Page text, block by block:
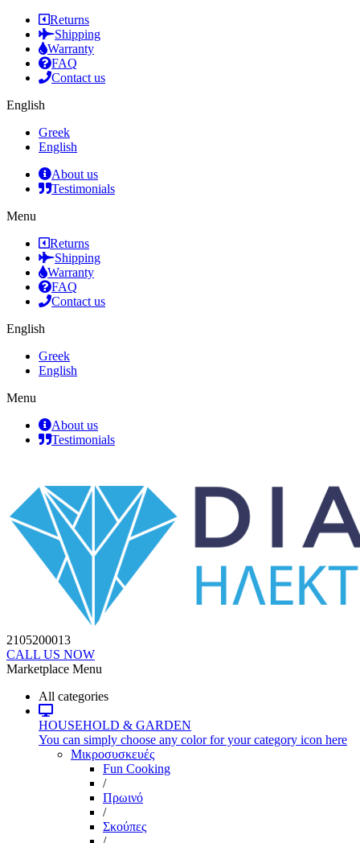
Returns
Shipping
Warranty
FAQ
Contact us
English
Greek
English
About us
Testimonials
Menu
Returns
Shipping
Warranty
FAQ
Contact us
English
Greek
English
Menu
About us
Testimonials
2105200013
CALL US NOW
Marketplace Menu
All categories
HOUSEHOLD & GARDEN
You can simply choose any color for your category icon here
Μικροσυσκευές
Fun Cooking
/
Πρωινό
/
Σκούπες